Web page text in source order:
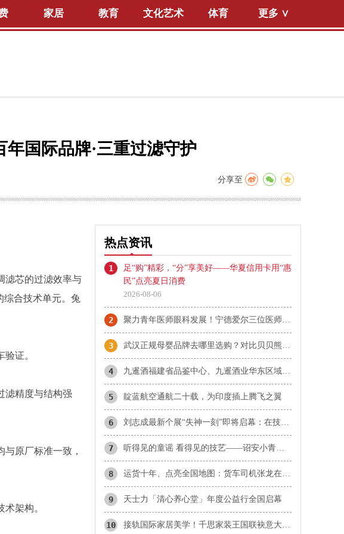
家居 教育 文化艺术 体育 更多 ∨
国际品牌·三重过滤守护
分享至
滤芯的过滤效率与
综合技术单元。兔
证。
滤精度与结构强
原厂标准一致，
架构。
热点资讯
1
足“购”精彩，“分”享美好——华夏信用卡用“惠
民”点亮夏日消费
2026-08-06
2 ​聚力青年医师眼科发展！宁德爱尔三位医师当选市眼科青年学组成员
3 武汉正规母婴品牌去哪里选购？对比贝贝熊、爱婴坊、乐婴等本地品牌与孩子王
4 九暹酒福建省品鉴中心、九暹酒业华东区域福建省办事处：御隆艺术馆
5 靛蓝航空通航二十载，为印度插上腾飞之翼
6 刘志成最新个展“失神一刻”即将启幕：在技术理性时代，重新唤醒感知的诗意
7 听得见的童谣 看得见的技艺——诏安小青梅童声合唱团首登国家大剧院
8 运货十年、点亮全国地图：货车司机张龙在雪山草原听见生活的回响
9 天士力「清心养心堂」年度公益行全国启幕
10 接轨国际家居美学！千思家装王国联袂意大利CASALUME 构筑软装全案交付新标杆